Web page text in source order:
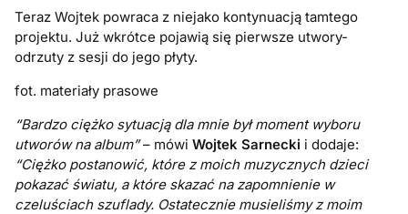
Teraz Wojtek powraca z niejako kontynuacją tamtego
projektu. Już wkrótce pojawią się pierwsze utwory-
odrzuty z sesji do jego płyty.
fot. materiały prasowe
“Bardzo ciężko sytuacją dla mnie był moment wyboru
utworów na album”– mówiWojtek Sarnecki i dodaje:
“Ciężko postanowić, które z moich muzycznych dzieci
pokazać światu, a które skazać na zapomnienie w
czeluściach szuflady. Ostatecznie musieliśmy z moim